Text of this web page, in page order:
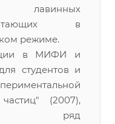
лавинных
в
режиме.
в МИФИ и
студентов и
(2007),
ряд